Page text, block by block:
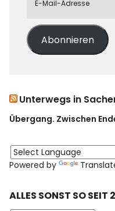
Abonnieren
Unterwegs in
Übergang. Zwischen
Powered by
ALLES SONST SO SEIT